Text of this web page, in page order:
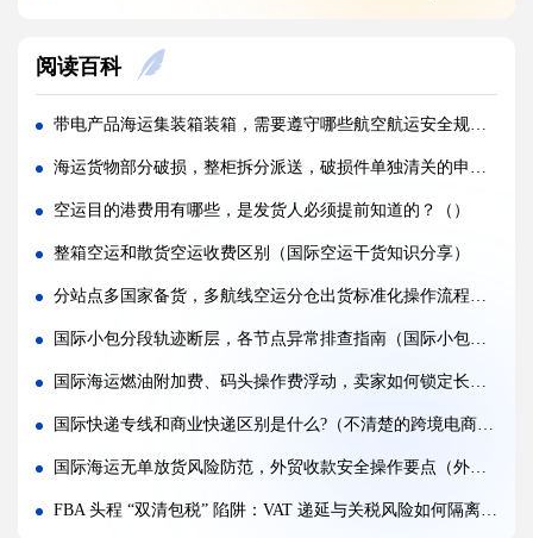
国际快递实木木箱无 IPPC 标识，一定会被海关扣留吗?(国际快递干货知识分享)
快递 AMS、IOSS、VAT 预申报填错，会带来什么麻烦?(国际快递干货知识分享)
国际快递低申报被海关查到，一般罚款比例是多少（外贸人请注意）
国际快递品名申报出错，会产生哪些罚款与滞留后果?(外贸人请注意)
国际快递频繁被扣件，到底该如何降低扣关概率?(国际快递干货知识分享)
空运订舱后被航司甩舱，该怎么应急处理（国际空运干货知识分享）
空运货物派送失败，包裹会被如何处置?（不清楚的外贸人看过来）
加急国际空运真的能提速，靠谱吗?(国际空运干货知识分享)
FBA 空运出现丢件破损，理赔流程怎么走（国际空运干货知识分享）
阅读百科
带电产品海运集装箱装箱，需要遵守哪些航空航运安全规范?(国际海运干货知识分享)
海运货物部分破损，整柜拆分派送，破损件单独清关的申报实操（不清楚的外贸人看过来）
空运目的港费用有哪些，是发货人必须提前知道的？（）
整箱空运和散货空运收费区别（国际空运干货知识分享）
分站点多国家备货，多航线空运分仓出货标准化操作流程（国际空运干货知识分享）
国际小包分段轨迹断层，各节点异常排查指南（国际小包干货知识分享）
国际海运燃油附加费、码头操作费浮动，卖家如何锁定长期稳定运价（跨境电商卖家请注意）
国际快递专线和商业快递区别是什么?（不清楚的跨境电商卖家看过来）
国际海运无单放货风险防范，外贸收款安全操作要点（外贸人必看篇）
FBA 头程 “双清包税” 陷阱：VAT 递延与关税风险如何隔离（亚马逊卖家请注意）